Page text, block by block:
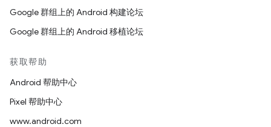
Google 群组上的 Android 构建论坛
Google 群组上的 Android 移植论坛
获取帮助
Android 帮助中心
Pixel 帮助中心
www.android.com